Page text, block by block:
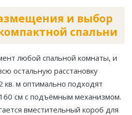
и выбор
спальни
любой спальной комнаты, и
остальную расстановку
кв. м оптимально подходят
см с подъёмным механизмом.
вместительный короб для